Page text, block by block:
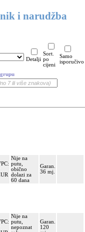
i narudžba
Detalji
Sort.
po
cijeni
Samo
isporučivo
Nije na
putu,
obično
dolazi za
60 dana
Garan.
36 mj.
Nije na
putu,
nepoznat
Garan.
120